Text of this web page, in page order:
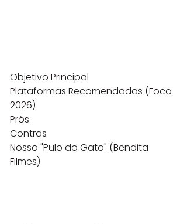
Objetivo Principal
Plataformas Recomendadas (Foco
2026)
Prós
Contras
Nosso "Pulo do Gato" (Bendita
Filmes)